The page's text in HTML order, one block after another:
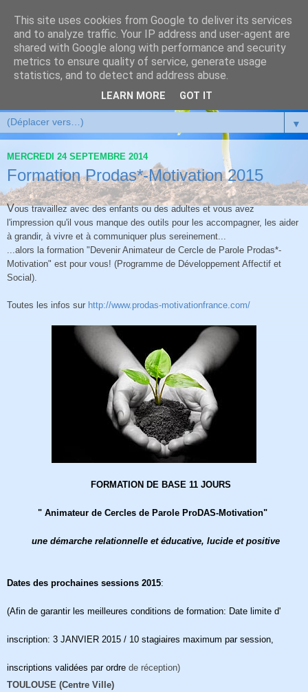
▼
MERCREDI 24 SEPTEMBRE 2014
Formation Prodas*-Motivation 2015
Vous travaillez avec des enfants ou des adultes et vous avez
l'impression qu'il vous manque des outils pour les accompagner, les aider
à grandir, à vivre et à communiquer plus sereinement...
...alors la formation "Devenir Animateur de Cercle de Parole Prodas*-
Motivation" est pour vous! (Programme de Développement Affectif et
Social).
Toutes les infos sur http://www.prodas-motivationfrance.com/
FORMATION DE BASE 11 JOURS
" Animateur de Cercles de Parole ProDAS-Motivation"
une démarche relationnelle et éducative, lucide et positive
Dates des prochaines sessions 2015:
(Afin de garantir les meilleures conditions de formation: Date limite d'
inscription: 3 JANVIER 2015 / 10 stagiaires maximum par session,
inscriptions validées par ordre de réception)
TOULOUSE (Centre Ville)
This site uses cookies from Google to deliver its services
and to analyze traffic. Your IP address and user-agent are
shared with Google along with performance and security
metrics to ensure quality of service, generate usage
statistics, and to detect and address abuse.
LEARN MORE GOT IT